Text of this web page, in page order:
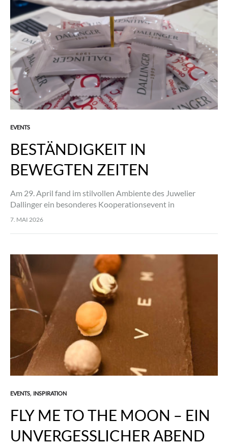
EVENTS
BESTÄNDIGKEIT IN
BEWEGTEN ZEITEN
Am 29. April fand im stilvollen Ambiente des Juwelier
Dallinger ein besonderes Kooperationsevent in
Zusammenarbeit mit der Oberbank statt. Unter dem
7. MAI 2026
EVENTS, INSPIRATION
FLY ME TO THE MOON – EIN
UNVERGESSLICHER ABEND